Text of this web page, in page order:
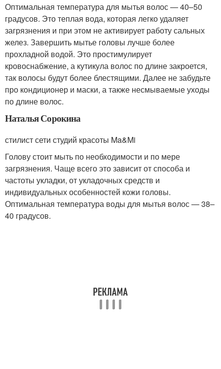
Оптимальная температура для мытья волос — 40–50
градусов. Это теплая вода, которая легко удаляет
загрязнения и при этом не активирует работу сальных
желез. Завершить мытье головы лучше более
прохладной водой. Это простимулирует
кровоснабжение, а кутикула волос по длине закроется,
так волосы будут более блестящими. Далее не забудьте
про кондиционер и маски, а также несмываемые уходы
по длине волос.
Наталья Сорокина
стилист сети студий красоты Ma&Mi
Голову стоит мыть по необходимости и по мере
загрязнения. Чаще всего это зависит от способа и
частоты укладки, от укладочных средств и
индивидуальных особенностей кожи головы.
Оптимальная температура воды для мытья волос — 38–
40 градусов.